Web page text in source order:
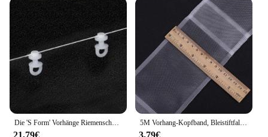
Die 'S Form' Vorhänge Riemenscheiben-Zubehör Läufer Geeignet für Verdunkelungsvorhänge Transparente Vorhänge Track 5M Vorhang-Kopfband, Bleistiftfalte, transparentes Stangenband, Nylon, für Zuhause und Fenster